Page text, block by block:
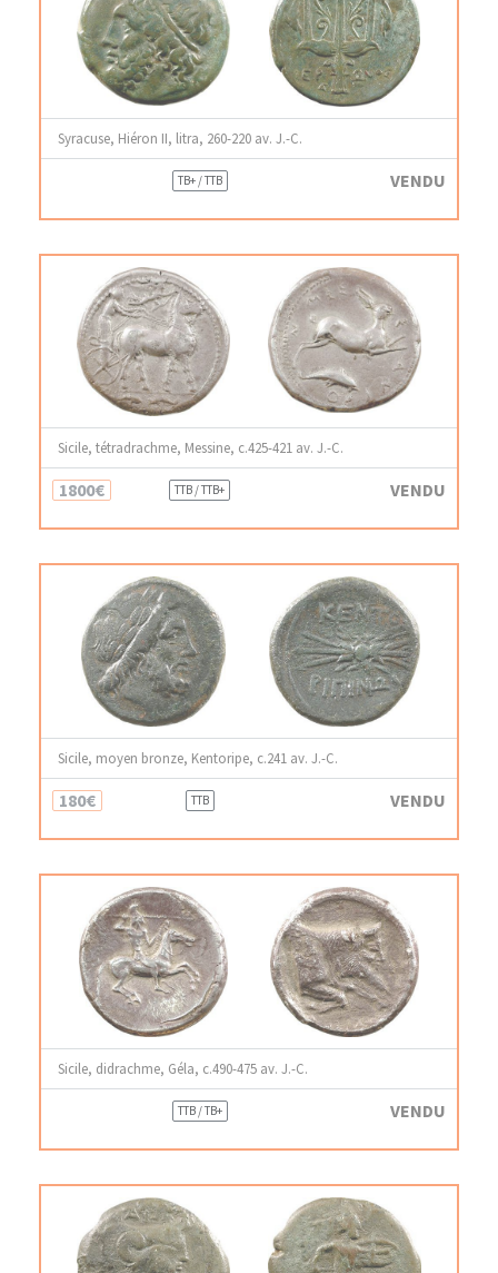
Syracuse, Hiéron II, litra, 260-220 av. J.-C.
TB+ / TTB VENDU
Sicile, tétradrachme, Messine, c.425-421 av. J.-C.
1800€ TTB / TTB+ VENDU
Sicile, moyen bronze, Kentoripe, c.241 av. J.-C.
180€ TTB VENDU
Sicile, didrachme, Géla, c.490-475 av. J.-C.
TTB / TB+ VENDU